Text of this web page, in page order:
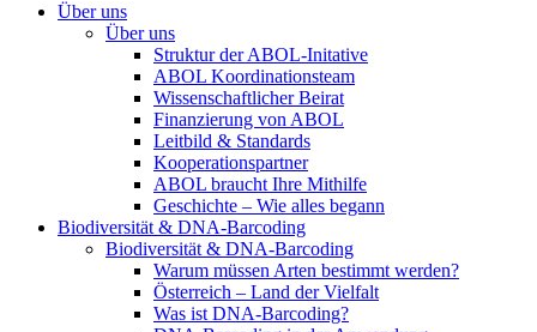
Über uns
Über uns
Struktur der ABOL-Initative
ABOL Koordinationsteam
Wissenschaftlicher Beirat
Finanzierung von ABOL
Leitbild & Standards
Kooperationspartner
ABOL braucht Ihre Mithilfe
Geschichte – Wie alles begann
Biodiversität & DNA-Barcoding
Biodiversität & DNA-Barcoding
Warum müssen Arten bestimmt werden?
Österreich – Land der Vielfalt
Was ist DNA-Barcoding?